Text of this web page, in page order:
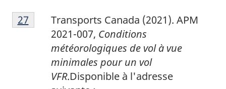
2
7
Transports Canada (2021). APM
2021-007, Conditions
météorologiques de vol à vue
minimales pour un vol
VFR.Disponible à l'adresse
Return to footnote
27 referrer